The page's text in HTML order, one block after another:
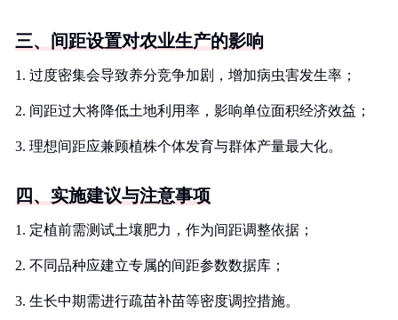
三、间距设置对农业生产的影响
1. 过度密集会导致养分竞争加剧，增加病虫害发生率；
2. 间距过大将降低土地利用率，影响单位面积经济效益；
3. 理想间距应兼顾植株个体发育与群体产量最大化。
四、实施建议与注意事项
1. 定植前需测试土壤肥力，作为间距调整依据；
2. 不同品种应建立专属的间距参数数据库；
3. 生长中期需进行疏苗补苗等密度调控措施。